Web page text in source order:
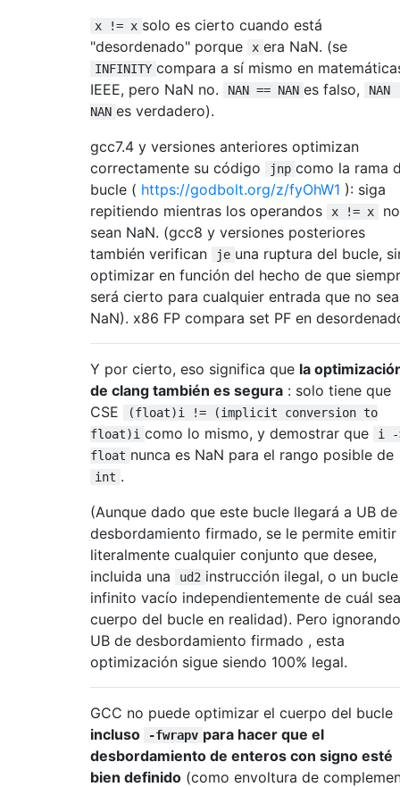
x != x solo es cierto cuando está
"desordenado" porque
x era NaN. (se
INFINITY compara a sí mismo en
IEEE, pero NaN no.
NAN == NAN es falso,
NAN
NAN es verdadero).
gcc7.4 y versiones anteriores optimizan
correctamente su código
jnp como la rama
bucle ( https://godbolt.org/z/fyOhW1 ): siga
repitiendo mientras los operandos
x != x
no
sean NaN. (gcc8 y versiones posteriores
también verifican
je una ruptura del bucle,
optimizar en función del hecho de que
será cierto para cualquier entrada que no sea
NaN). x86 FP compara set PF en
Y por cierto, eso significa que la
de clang también es segura : solo tiene que
CSE
(float)i != (implicit conversion to
float)i como lo mismo, y demostrar que
i -
float nunca es NaN para el rango posible de
int .
(Aunque dado que este bucle llegará a UB de
desbordamiento firmado, se le permite emitir
literalmente cualquier conjunto que desee,
incluida una
ud2 instrucción ilegal, o un bucle
infinito vacío independientemente de cuál
cuerpo del bucle en realidad). Pero
UB de desbordamiento firmado , esta
optimización sigue siendo 100% legal.
GCC no puede optimizar el cuerpo del bucle
incluso
-fwrapv para hacer que el
desbordamiento de enteros con signo esté
bien definido (como envoltura de